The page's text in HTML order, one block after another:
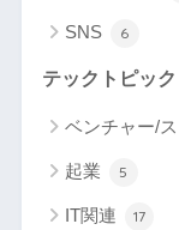
SNS 6
テックトピック
ベンチャー/
起業 5
IT関連 17